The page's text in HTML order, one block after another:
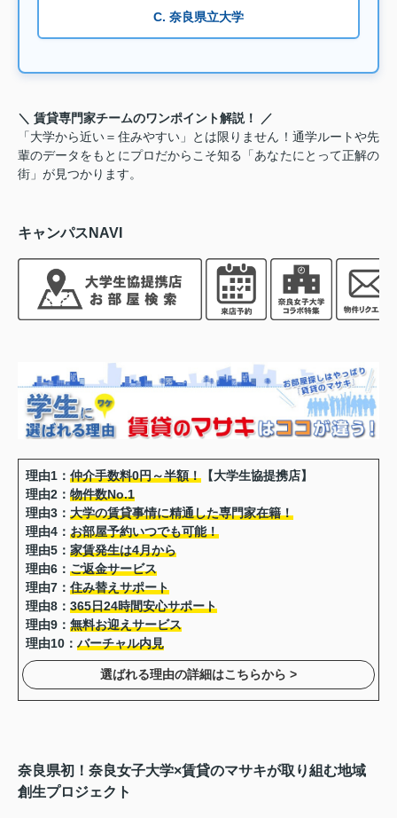
C. 奈良県立大学
＼ 賃貸専門家チームのワンポイント解説！ ／
「大学から近い＝住みやすい」とは限りません！通学ルートや先
輩のデータをもとにプロだからこそ知る「あなたにとって正解の
街」が見つかります。
キャンパスNAVI
理由1：仲介手数料0円～半額！ 【大学生協提携店】
理由2：物件数No.1
理由3：大学の賃貸事情に精通した専門家在籍！
理由4：お部屋予約いつでも可能！
理由5：家賃発生は4月から
理由6：ご返金サービス
理由7：住み替えサポート
理由8：365日24時間安心サポート
理由9：無料お迎えサービス
理由10：バーチャル内見
選ばれる理由の詳細はこちらから >
奈良県初！奈良女子大学×賃貸のマサキが取り組む地域
創生プロジェクト